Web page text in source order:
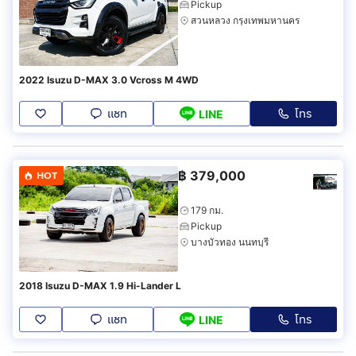
Pickup
สวนหลวง กรุงเทพมหานคร
2022 Isuzu D-MAX 3.0 Vcross M 4WD
แชท LINE โทร
HOT ฿ 379,000
179 กม.
Pickup
บางบัวทอง นนทบุรี
2018 Isuzu D-MAX 1.9 Hi-Lander L
แชท LINE โทร